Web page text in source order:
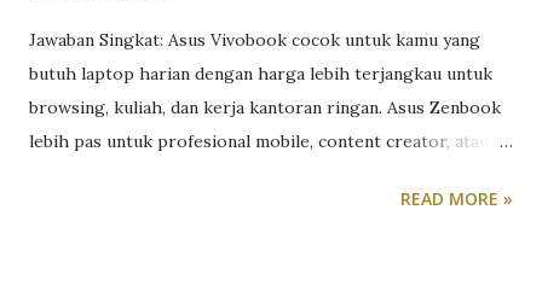
Jawaban Singkat: Asus Vivobook cocok untuk kamu yang
butuh laptop harian dengan harga lebih terjangkau untuk
browsing, kuliah, dan kerja kantoran ringan. Asus Zenbook
lebih pas untuk profesional mobile, content creator, atau
yang tipis dan ringan. Perdebatan Vivobook vs Zenbook
READ MORE »